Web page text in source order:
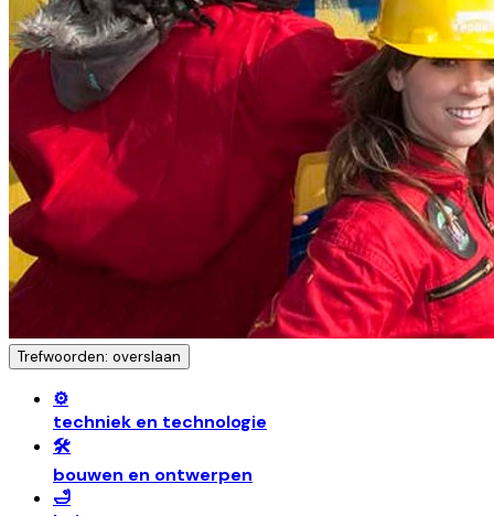
Trefwoorden: overslaan
⚙️
techniek en technologie
🛠️
bouwen en ontwerpen
🛁